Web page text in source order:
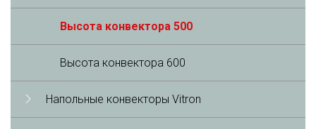
Высота конвектора 500
Высота конвектора 600
Напольные конвекторы Vitron